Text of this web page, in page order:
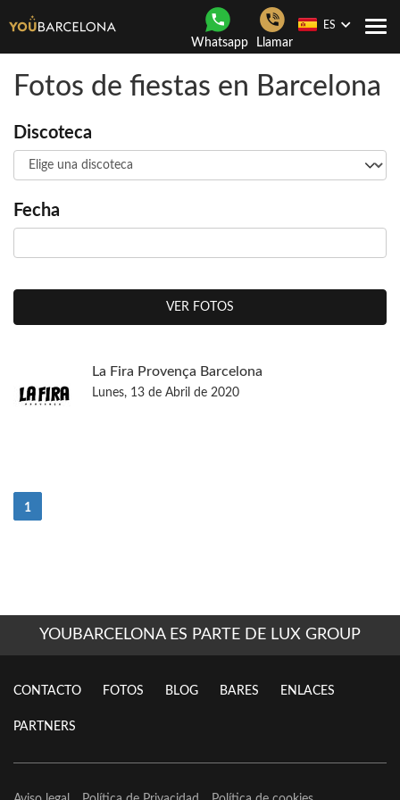
Whatsapp Llamar
ES
Fotos de fiestas en Barcelona
Discoteca
Fecha
VER FOTOS
La Fira Provença Barcelona
Lunes, 13 de Abril de 2020
1
YOUBARCELONA ES PARTE DE LUX GROUP
CONTACTO FOTOS BLOG BARES ENLACES
PARTNERS